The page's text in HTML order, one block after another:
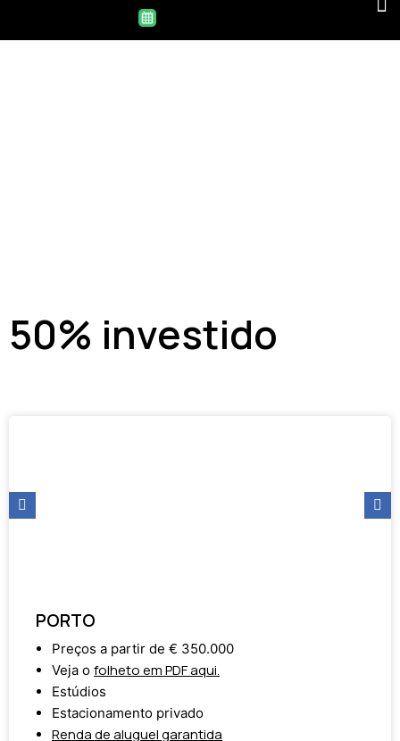
50% investido
PORTO
Preços a partir de € 350.000
Veja o folheto em PDF aqui.
Estúdios
Estacionamento privado
Renda de aluguel garantida